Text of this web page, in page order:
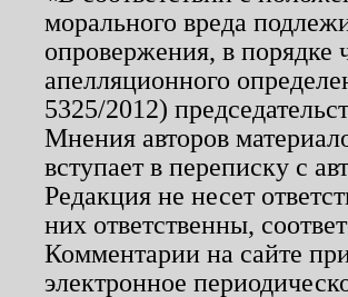
морального вреда
опровержения, в порядке
апелляционного
5325/2012)
Мнения авторов
вступает в переписку с
Редакция не несет
них ответственны,
Комментарии на сайте
электронное